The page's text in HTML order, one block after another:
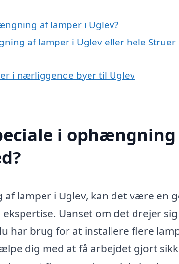
af lamper i Uglev?
af lamper i Uglev eller hele Struer
i nærliggende byer til Uglev
i
lamper i Uglev, kan det være en
Uanset om det drejer
har brug for at installere flere
dig med at få arbejdet gjort